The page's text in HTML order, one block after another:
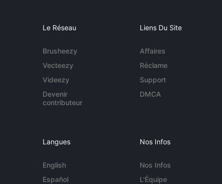
Le Réseau
Brusheezy
Vecteezy
Videezy
Devenir
contributeur
Liens Du Site
Affaires
Réclame
Support
DMCA
Langues
English
Español
Nos Infos
Nos Infos
L'Équipe